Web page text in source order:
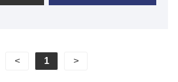
масла мощностью 1 л.с./3 кВт
и смазочного масла
машин. Как профессиональный
< 1 >